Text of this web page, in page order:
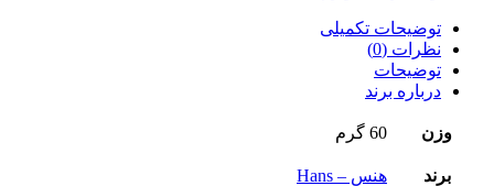
توضیحات تکمیلی
نظرات (0)
توضیحات
درباره برند
وزن 60 گرم
برند هنس – Hans